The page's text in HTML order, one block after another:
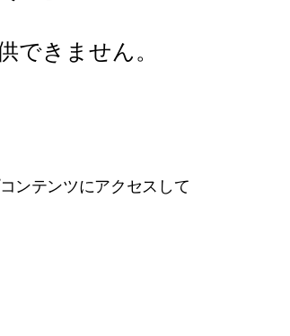
できません。
ンテンツにアクセスして